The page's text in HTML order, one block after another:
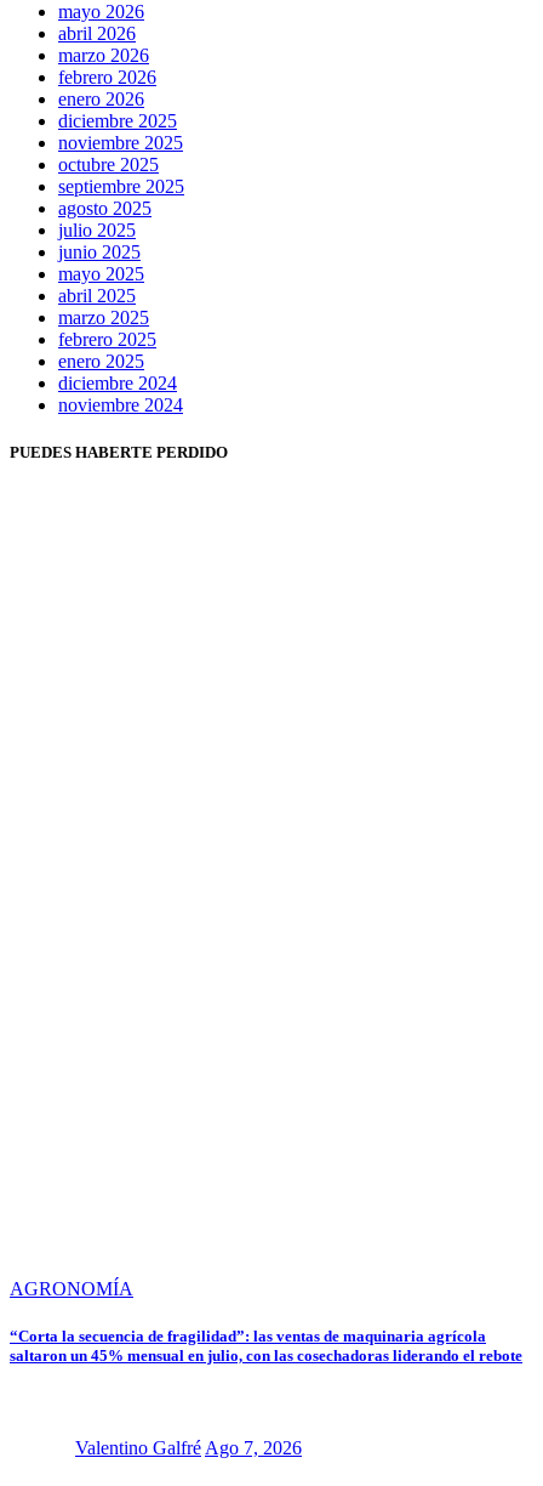
mayo 2026
abril 2026
marzo 2026
febrero 2026
enero 2026
diciembre 2025
noviembre 2025
octubre 2025
septiembre 2025
agosto 2025
julio 2025
junio 2025
mayo 2025
abril 2025
marzo 2025
febrero 2025
enero 2025
diciembre 2024
noviembre 2024
PUEDES HABERTE PERDIDO
AGRONOMÍA
“Corta la secuencia de fragilidad”: las ventas de maquinaria agrícola
saltaron un 45% mensual en julio, con las cosechadoras liderando el rebote
Valentino Galfré Ago 7, 2026